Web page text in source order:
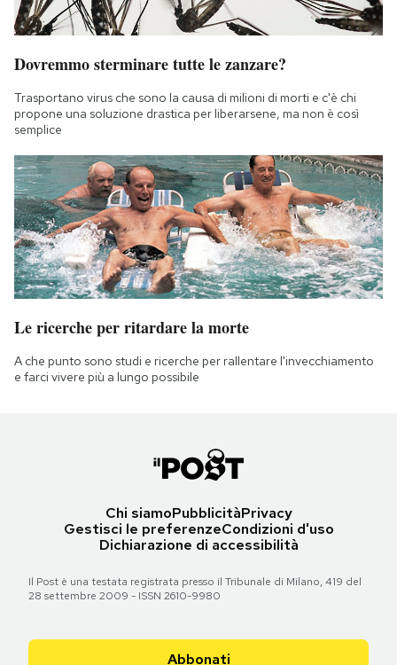
Dovremmo sterminare tutte le zanzare?
Trasportano virus che sono la causa di milioni di morti e c'è chi
propone una soluzione drastica per liberarsene, ma non è così
semplice
Le ricerche per ritardare la morte
A che punto sono studi e ricerche per rallentare l'invecchiamento
e farci vivere più a lungo possibile
Chi siamoPubblicitàPrivacy
Gestisci le preferenzeCondizioni d'uso
Dichiarazione di accessibilità
Il Post è una testata registrata presso il Tribunale di Milano, 419 del
28 settembre 2009 - ISSN 2610-9980
Abbonati